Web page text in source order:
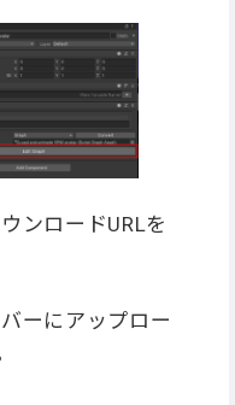
ンロードURLを
ーにアップロー